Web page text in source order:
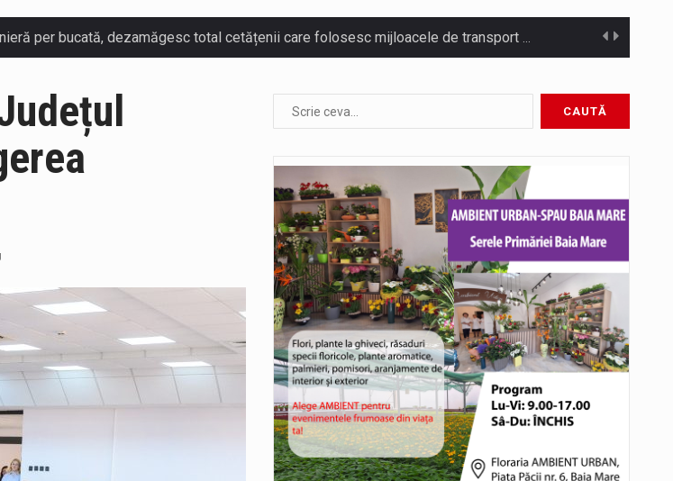
Municipiul Baia Mare, prin Serviciul Public Comunitar Local de Evidență a Persoanelor - Serviciul Evidența Persoanelor, îi informează pe cetățenii…
vor fi prezenți la manifestările cultural-artistice și sportive care vor avea loc pe…
cu un răspuns pentru cei care s-au intrebat în aceste zile: Dacă aplicațiile…
STS, DNSC și Cyberint, a mai parcurs o rundă de evaluare. Un număr…
iar indicele temperatură-umezeală (ITU) va depăși pragul critic de 80 de…
COD GALBEN. Interval de valabilitate: 07 august, ora 12.00 – 07 august, ora 23.00 / Fenomene vizate: instabilitate atmosferică, intensificări…
biodiversității a fost din nou dezbătut ieri și în final adoptat de…
Maramures a ajuns să fie zilele acestea mărul discordiei între administrații.…